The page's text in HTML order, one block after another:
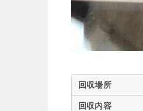
回収場所
回収内容